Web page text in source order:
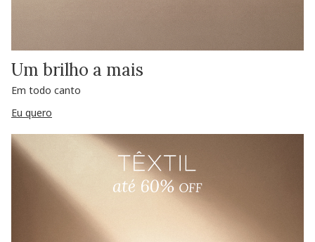
Um brilho a mais
Em todo canto
Eu quero